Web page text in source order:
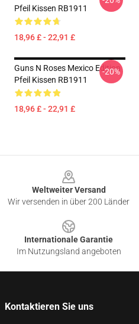
Pfeil Kissen RB1911
18,96 £ - 22,91 £
Guns N Roses Mexico Edition
Pfeil Kissen RB1911
18,96 £ - 22,91 £
-20%
Weltweiter Versand
Wir versenden in über 200 Länder
Internationale Garantie
Im Nutzungsland angeboten
Kontaktieren Sie uns